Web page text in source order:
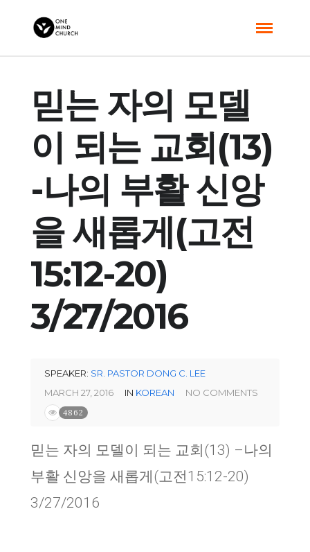
믿는 자의 모델
이 되는 교회(13)
-나의 부활 신앙
을 새롭게(고전
15:12-20)
3/27/2016
SPEAKER: SR. PASTOR DONG C. LEE
MARCH 27, 2016
IN KOREAN NO COMMENTS
4862
믿는 자의 모델이 되는 교회 (13) –나의
부활 신앙을 새롭게(고전15:12-20)
3/27/2016